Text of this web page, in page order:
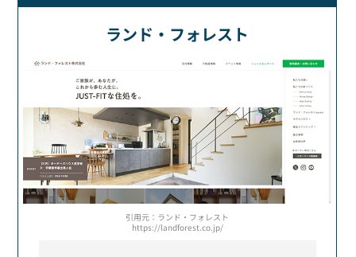
ランド・フォレスト
引用元：ランド・フォレスト
https://landforest.co.jp/